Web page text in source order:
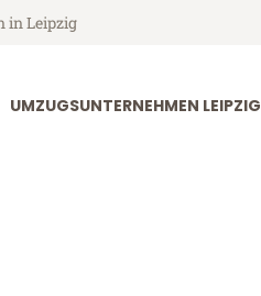
in Leipzig
UMZUGSUNTERNEHMEN LEIPZIG